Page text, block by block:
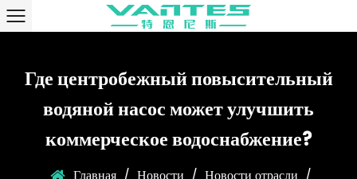
Где центробежный повысительный
водяной насос может улучшить
коммерческое водоснабжение?